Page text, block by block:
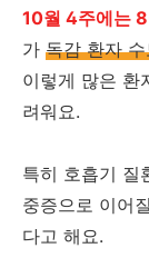
10월 4주에는
가 독감 환자
이렇게 많은 환
려워요.
특히 호흡기 질
중증으로 이어
다고 해요.